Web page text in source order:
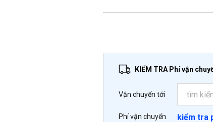
KIỂM TRA Phí vận
Vận chuyển tới
Phí vận chuyển kiểm tra